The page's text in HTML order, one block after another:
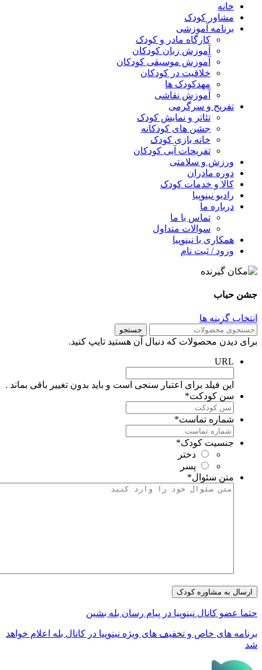
خانه
مشاور کودک
برنامه آموزشی
کارگاه مادر و کودک
آموزش زبان کودکان
آموزش موسیقی کودکان
خلاقیت در کودکان
مهد‌کودک ها
آموزش نقاشی
تفریح و سرگرمی
تئاتر و نمایش کودک
جشن های کودکانه
خانه بازی کودک
تفریحات آبی کودکان
ورزش و سلامتی
دوره مادران
کالا و خدمات کودک
رادیو نینوپیا
درباره ما
تماس با ما
سوالات متداول
همکاری با نینوپیا
ورود / ثبت نام
حباب
گزینه ها
جستجو
دیدن محصولات که دنبال آن هستید تایپ کنید.
URL
این فیلد برای اعتبار سنجی است و باید بدون تغییر باقی بماند .
سن کودکت*
شماره تماست*
جنسیت کودک*
دختر
پسر
متن سئوال *
عضو کانال نینوپیا در پیام رسان بله بشین
های خاص و تخفیف های ویژه نینوپیا در کانال بله اعلام خواهد